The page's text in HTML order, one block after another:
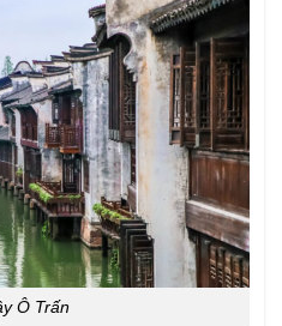
Ô Trấn